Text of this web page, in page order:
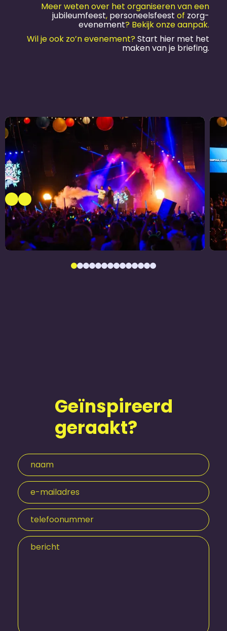
Meer weten over het organiseren van een
jubileum­feest, personeels­feest of zorg-
evenement? Bekijk onze aanpak.
Wil je ook zo’n evenement? Start hier met het
maken van je briefing.
Geïnspireerd
geraakt?